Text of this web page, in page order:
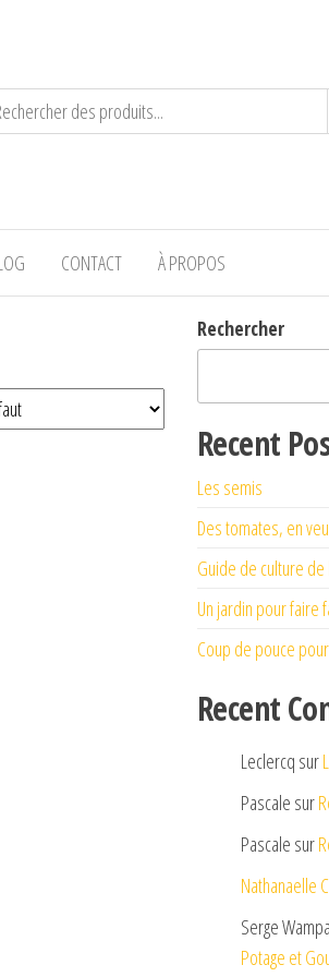
CONTACT À PROPOS
Rechercher
Recent
Les semis
Des tomates, en
Guide de culture
Un jardin pour faire
Coup de pouce
Recent
Leclercq sur
Pascale sur
Pascale sur
Nathanaelle
Serge
Potage et